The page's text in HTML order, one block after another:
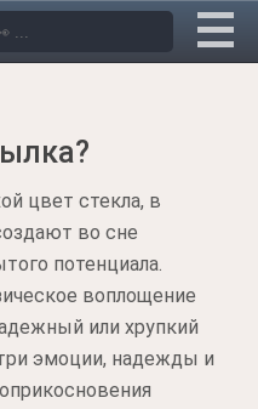
цвет стекла, в
во сне
потенциала.
воплощение
или хрупкий
эмоции, надежды и